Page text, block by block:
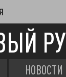
НОВОСТИ